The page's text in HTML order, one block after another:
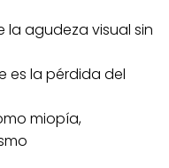
la agudeza visual sin
es la pérdida del
miopía,